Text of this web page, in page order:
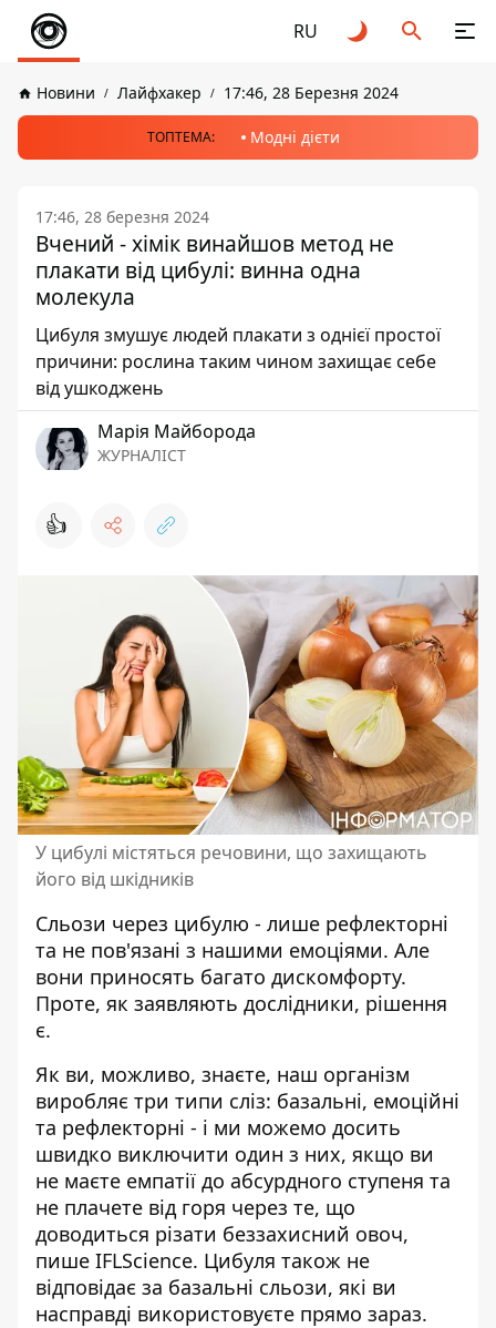
RU
Новини Лайфхакер 17:46, 28 Березня 2024
ТОПТЕМА: Модні дієти
17:46, 28 березня 2024
Вчений - хімік винайшов метод не
плакати від цибулі: винна одна
молекула
Цибуля змушує людей плакати з однієї простої
причини: рослина таким чином захищає себе
від ушкоджень
Марія Майборода
ЖУРНАЛІСТ
👍
У цибулі містяться речовини, що захищають
його від шкідників
Сльози через цибулю - лише рефлекторні
та не пов'язані з нашими емоціями. Але
вони приносять багато дискомфорту.
Проте, як заявляють дослідники, рішення
є.
Як ви, можливо, знаєте, наш організм
виробляє три типи сліз: базальні, емоційні
та рефлекторні - і ми можемо досить
швидко виключити один з них, якщо ви
не маєте емпатії до абсурдного ступеня та
не плачете від горя через те, що
доводиться різати беззахисний овоч,
пише IFLScience. Цибуля також не
відповідає за базальні сльози, які ви
насправді використовуєте прямо зараз.